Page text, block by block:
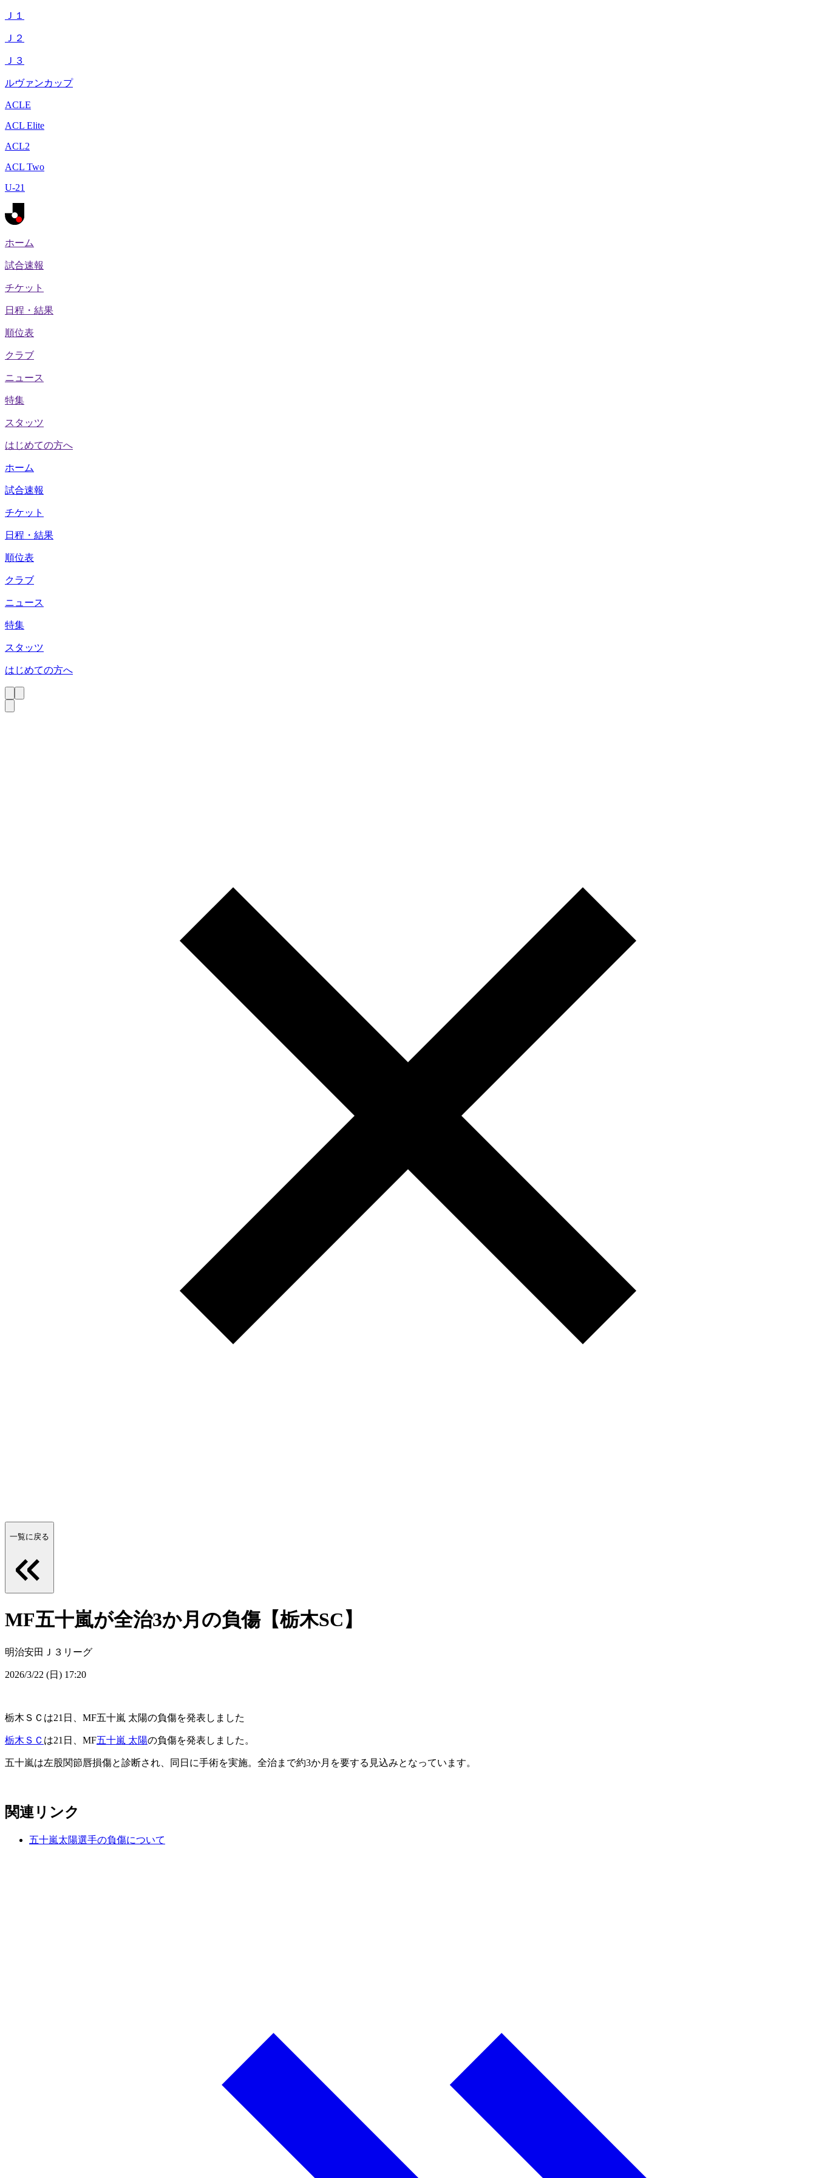
Ｊ１
Ｊ２
Ｊ３
ルヴァンカップ
ACLE
ACL Elite
ACL2
ACL Two
U-21
ホーム
試合速報
チケット
日程・結果
順位表
クラブ
ニュース
特集
スタッツ
はじめての方へ
ホーム
試合速報
チケット
日程・結果
順位表
クラブ
ニュース
特集
スタッツ
はじめての方へ
一覧に戻る
MF五十嵐が全治3か月の負傷【栃木SC】
明治安田Ｊ３リーグ
2026/3/22 (日) 17:20
栃木ＳＣは21日、MF五十嵐 太陽の負傷を発表しました
栃木ＳＣ は21日、MF五十嵐 太陽の負傷を発表しました。
五十嵐は左股関節唇損傷と診断され、同日に手術を実施。全治まで約3か月を要する見込みとなっています。
関連リンク
五十嵐太陽選手の負傷について